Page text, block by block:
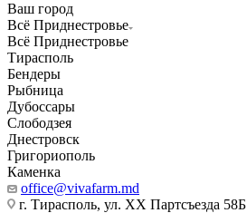
Ваш город
Всё Приднестровье
Всё Приднестровье
Тирасполь
Бендеры
Рыбница
Дубоссары
Слободзея
Днестровск
Григориополь
Каменка
office@vivafarm.md
г. Тирасполь, ул. ХХ Партсъезда 58Б